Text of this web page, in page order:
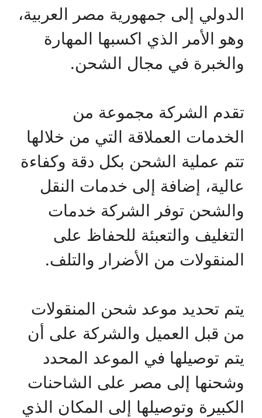
الدولي إلى جمهورية مصر العربية،
وهو الأمر الذي اكسبها المهارة
والخبرة في مجال الشحن.
تقدم الشركة مجموعة من
الخدمات العملاقة التي من خلالها
تتم عملية الشحن بكل دقة وكفاءة
عالية، إضافة إلى خدمات النقل
والشحن توفر الشركة خدمات
التغليف والتعبئة للحفاظ على
المنقولات من الأضرار والتلف.
يتم تحديد موعد شحن المنقولات
من قبل العميل والشركة على أن
يتم توصيلها في الموعد المحدد
وشحنها إلى مصر على الشاحنات
الكبيرة وتوصيلها إلى المكان الذي